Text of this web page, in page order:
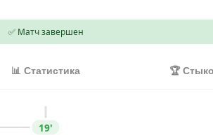
✅ Матч завершен
📊 Статистика 🏆
19'